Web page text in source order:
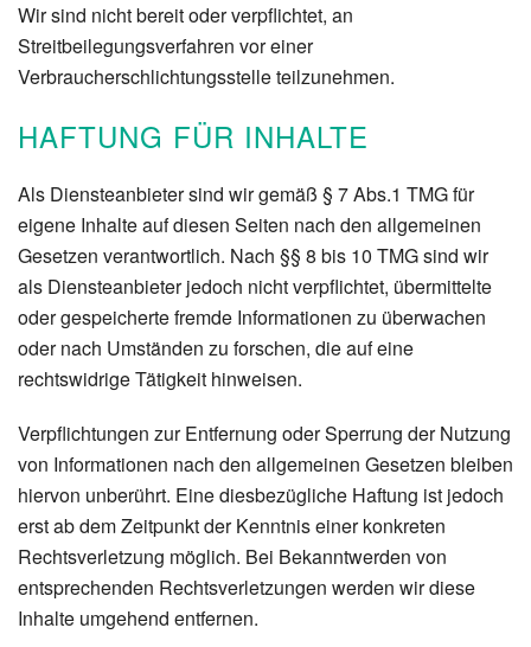
Wir sind nicht bereit oder verpflichtet, an
Streitbeilegungsverfahren vor einer
Verbraucherschlichtungsstelle teilzunehmen.
HAFTUNG FÜR INHALTE
Als Diensteanbieter sind wir gemäß § 7 Abs.1 TMG für
eigene Inhalte auf diesen Seiten nach den allgemeinen
Gesetzen verantwortlich. Nach §§ 8 bis 10 TMG sind wir
als Diensteanbieter jedoch nicht verpflichtet, übermittelte
oder gespeicherte fremde Informationen zu überwachen
oder nach Umständen zu forschen, die auf eine
rechtswidrige Tätigkeit hinweisen.
Verpflichtungen zur Entfernung oder Sperrung der Nutzung
von Informationen nach den allgemeinen Gesetzen bleiben
hiervon unberührt. Eine diesbezügliche Haftung ist jedoch
erst ab dem Zeitpunkt der Kenntnis einer konkreten
Rechtsverletzung möglich. Bei Bekanntwerden von
entsprechenden Rechtsverletzungen werden wir diese
Inhalte umgehend entfernen.